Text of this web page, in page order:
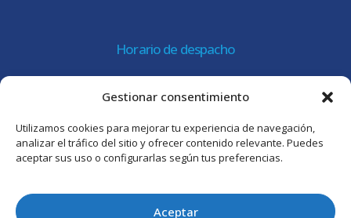
Gestionar consentimiento
Utilizamos cookies para mejorar tu experiencia de navegación,
analizar el tráfico del sitio y ofrecer contenido relevante. Puedes
aceptar sus uso o configurarlas según tus preferencias.
Aceptar
Horario de despacho
Viernes 8:30 a 15:30 hrs.
Atención al cliente
Lunes a jueves de 09:00 a 17:45 hrs.